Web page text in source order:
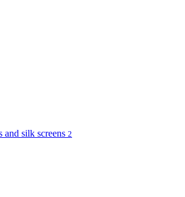
and silk screens 2